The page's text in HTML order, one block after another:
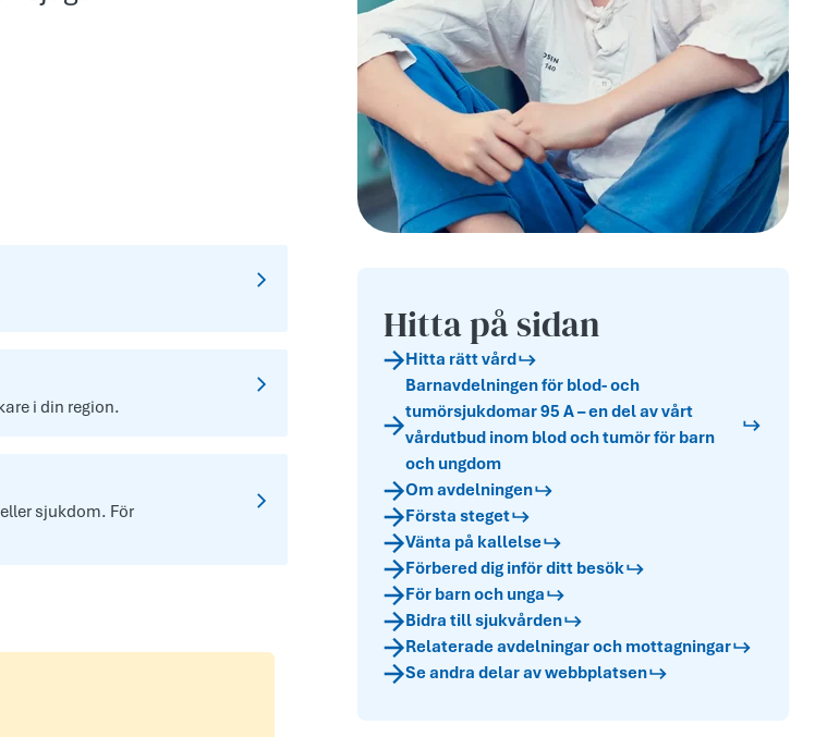
i din region.
sjukdom. För
Hitta på sidan
Hitta rätt vård
Barnavdelningen för blod- och
tumörsjukdomar 95 A – en del av vårt
vårdutbud inom blod och tumör för barn
och ungdom
Om avdelningen
Första steget
Vänta på kallelse
Förbered dig inför ditt besök
För barn och unga
Bidra till sjukvården
Relaterade avdelningar och mottagningar
Se andra delar av webbplatsen